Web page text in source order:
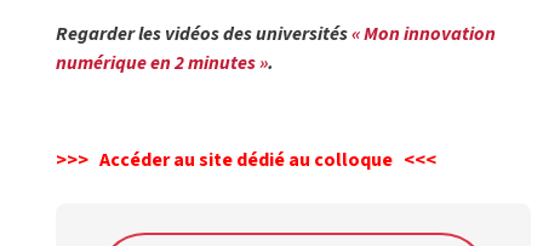
Regarder les vidéos des universités« Mon innovation
numérique en 2 minutes ».
>>> Accéder au site dédié au colloque <<<